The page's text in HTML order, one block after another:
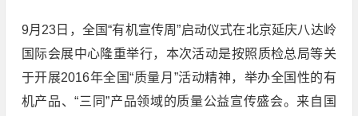
9月23日，全国“有机宣传周”启动仪式在北京延庆八达岭
国际会展中心隆重举行，本次活动是按照质检总局等关
于开展2016年全国“质量月”活动精神，举办全国性的有
机产品、“三同”产品领域的质量公益宣传盛会。来自国